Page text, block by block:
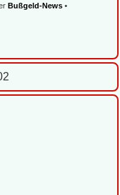
Bußgeld-News •